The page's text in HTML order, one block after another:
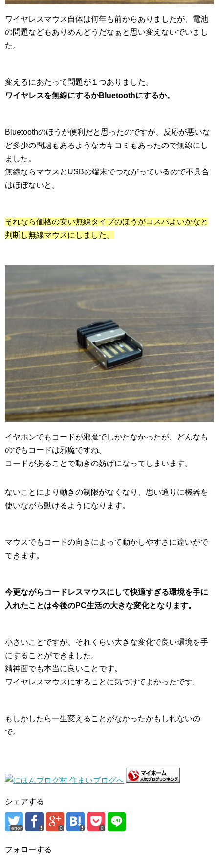
ワイヤレスマウス自体は何年も前からありましたが、電池
の問題などもありめんどうだなぁと思い変えないでいまし
た。
変えるにあたって問題が１つありました。
ワイヤレスを無線にするかBluetoothにするか。
Bluetoothのほうが便利だと思ったのですが、反応が悪いな
ど多少の問題もあるようなカキコミもあったので無線にし
ました。
無線ならマウスとUSBの端末でつながっているので不具合
はほぼないと。
それなら価格の安い無線タイプのほうがコスパよいかなと
判断し無線マウスにしました。
イヤホンでもコードが邪魔でしかたなかったが、どんなも
のでもコードは邪魔ですね。
コードがあることで動きの妨げになってしまいます。
ないことにより動きの制限がなくなり、思い通りに機器を
使いながら動けるようになります。
マウスでもコードの向きによって動かしやすさに違いがで
てきます。
今更ながらコードレスマウスにして快適すぎる環境を手に
入れたことは今後のPC生活の大きな変化となります。
小さいことですが、それくらい大きな変化で良い環境を手
にすることができました。
精神面でも本当に良いことです。
ワイヤレスマウスにすることに気づけてよかったです。
もしかしたら一生変えることがなかったかもしれないの
で。
シェアする
error 0 0
フォローする